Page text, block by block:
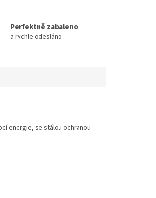
Perfektně zabaleno
a rychle odesláno
energie, se stálou ochranou